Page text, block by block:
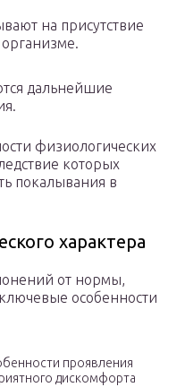
на присутствие
дальнейшие
физиологических
которых
покалывания в
характера
от нормы,
особенности
проявления
дискомфорта